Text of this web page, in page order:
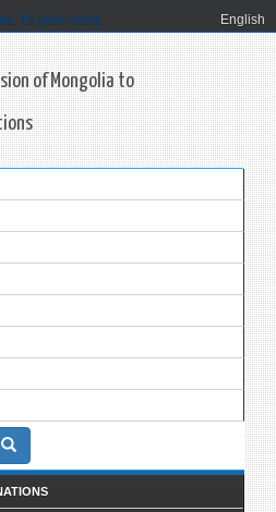
It's your world. English
of Mongolia to